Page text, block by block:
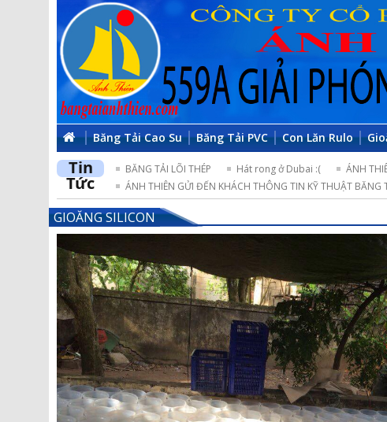
Băng Tải Cao Su Băng Tải PVC Con Lăn Rulo
Tin
Tức
BĂNG TẢI LÕI THÉP Hát rong ở Dubai :( ÁNH
ÁNH THIÊN GỬI ĐẾN KHÁCH THÔNG TIN KỸ THUẬT BĂNG
GIOĂNG SILICON